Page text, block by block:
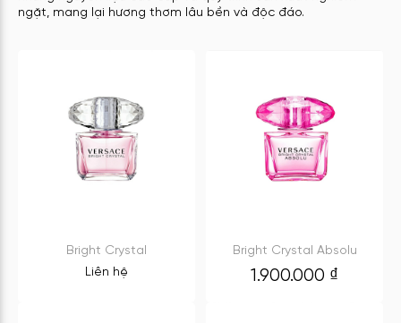
ngặt, mang lại hương thơm lâu bền và độc đáo.
Bright Crystal
Liên hệ
Bright Crystal Absolu
1.900.000 ₫